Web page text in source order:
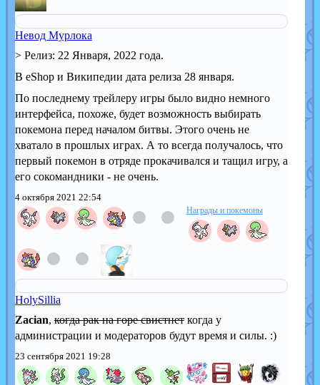
Невод Мурлока
> Релиз: 22 Января, 2022 года.
В eShop и Википедии дата релиза 28 января.
По последнему трейлеру игры было видно немного
интерфейса, похоже, будет возможность выбирать
покемона перед началом битвы. Этого очень не
хватало в прошлых играх. А то всегда получалось, что
первый покемон в отряде прокачивался и тащил игру, а
его сокомандники - не очень.
4 октября 2021 22:54
Награды и покемоны
HolySillia
Zacian,когда рак на горе свистнеткогда у
администрации и модераторов будут время и силы. :)
23 сентября 2021 19:28